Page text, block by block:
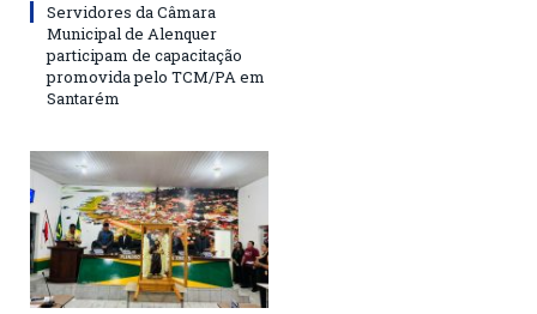
Servidores da Câmara
Municipal de Alenquer
participam de capacitação
promovida pelo TCM/PA em
Santarém